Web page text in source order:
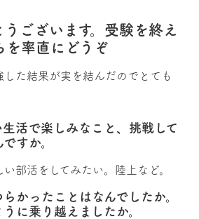
ございます。受験を終え
を率直にどうぞ
した結果が実を結んだのでとても
活で楽しみなこと、挑戦して
すか。
部活をしてみたい。陸上など。
かったことはなんでしたか。
に乗り越えましたか。